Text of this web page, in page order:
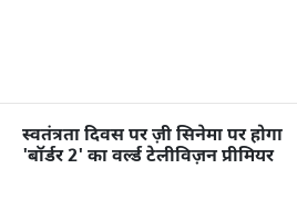
स्वतंत्रता दिवस पर ज़ी सिनेमा पर होगा
'बॉर्डर 2' का वर्ल्ड टेलीविज़न प्रीमियर